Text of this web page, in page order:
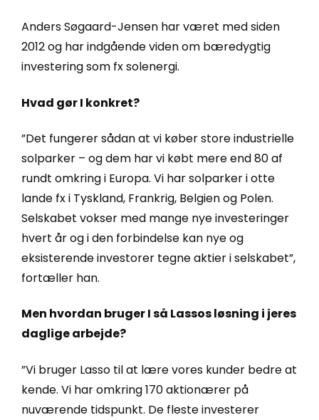
Anders Søgaard-Jensen har været med siden
2012 og har indgående viden om bæredygtig
investering som fx solenergi.
Hvad gør I konkret?
”Det fungerer sådan at vi køber store industrielle
solparker – og dem har vi købt mere end 80 af
rundt omkring i Europa. Vi har solparker i otte
lande fx i Tyskland, Frankrig, Belgien og Polen.
Selskabet vokser med mange nye investeringer
hvert år og i den forbindelse kan nye og
eksisterende investorer tegne aktier i selskabet”,
fortæller han.
Men hvordan bruger I så Lassos løsning i jeres
daglige arbejde?
”Vi bruger Lasso til at lære vores kunder bedre at
kende. Vi har omkring 170 aktionærer på
nuværende tidspunkt. De fleste investerer